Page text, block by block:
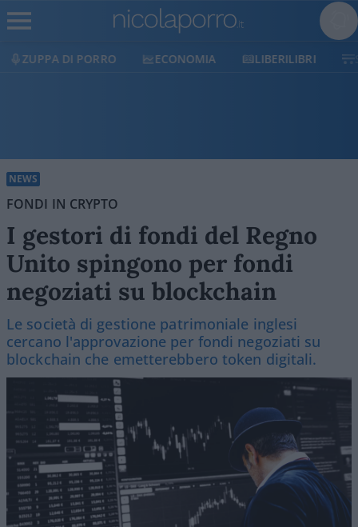
ECONOMIA LIBERILIBRI SHOP SOSTIENICI
NEWS
FONDI IN CRYPTO
I gestori di fondi del Regno
Unito spingono per fondi
negoziati su blockchain
Le società di gestione patrimoniale inglesi
cercano l'approvazione per fondi negoziati su
blockchain che emetterebbero token digitali.